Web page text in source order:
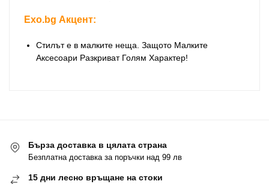
Exo.bg Акцент:
Стилът е в малките неща. Защото Малките
Аксесоари Разкриват Голям Характер!
Бърза доставка в цялата страна
Безплатна доставка за поръчки над 99 лв
15 дни лесно връщане на стоки